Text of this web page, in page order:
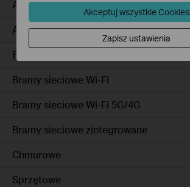
Access Pro
Access
Bramy sieciowe przewodowe
Bramy sieciowe Wi-Fi
Bramy sieciowe Wi-Fi 5G/4G
Bramy sieciowe zintegrowane
Chmurowe
Sprzętowe
Akceptuj wszystkie Cookies
Zapisz ustawienia